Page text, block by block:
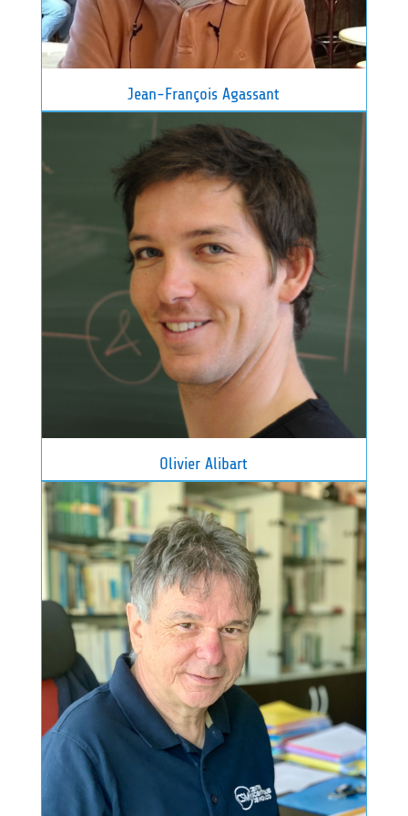
Jean-François Agassant
Olivier Alibart